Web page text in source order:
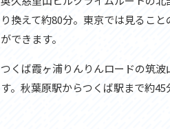
り換えて約80分。東京では見るこ
ができます。
つくば霞ヶ浦りんりんロードの筑
す。秋葉原駅からつくば駅まで約45